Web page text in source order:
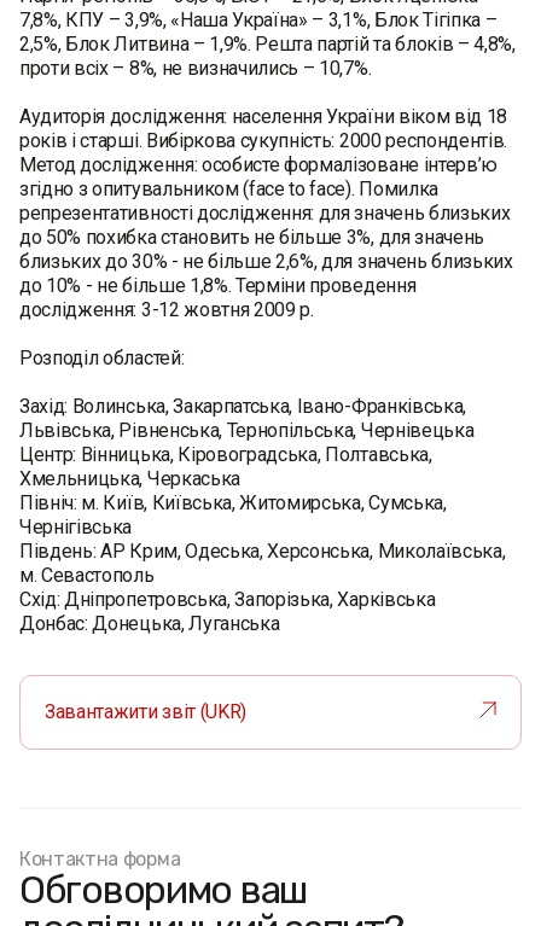
7,8%, КПУ – 3,9%, «Наша Україна» – 3,1%, Блок Тігіпка –
2,5%, Блок Литвина – 1,9%. Решта партій та блоків – 4,8%,
проти всіх – 8%, не визначились – 10,7%.
Аудиторія дослідження: населення України віком від 18
років і старші. Вибіркова сукупність: 2000 респондентів.
Метод дослідження: особисте формалізоване інтерв’ю
згідно з опитувальником (face to face). Помилка
репрезентативності дослідження: для значень близьких
до 50% похибка становить не більше 3%, для значень
близьких до 30% - не більше 2,6%, для значень близьких
до 10% - не більше 1,8%. Терміни проведення
дослідження: 3-12 жовтня 2009 р.
Розподіл областей:
Захід: Волинська, Закарпатська, Івано-Франківська,
Львівська, Рівненська, Тернопільська, Чернівецька
Центр: Вінницька, Кіровоградська, Полтавська,
Хмельницька, Черкаська
Північ: м. Київ, Київська, Житомирська, Сумська,
Чернігівська
Південь: АР Крим, Одеська, Херсонська, Миколаївська,
м. Севастополь
Схід: Дніпропетровська, Запорізька, Харківська
Донбас: Донецька, Луганська
Завантажити звіт (UKR)
Контактна форма
Обговоримо ваш